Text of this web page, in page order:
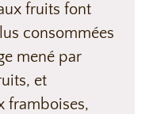
fruits font
consommées
mené par
et
framboises,